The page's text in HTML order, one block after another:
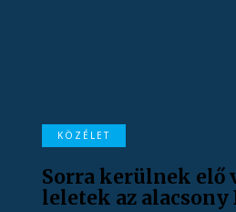
KÖZÉLET
Sorra kerülnek elő
leletek az alacsony